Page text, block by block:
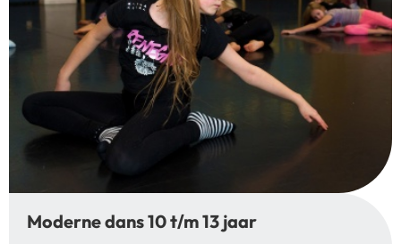
Moderne dans 10 t/m 13 jaar